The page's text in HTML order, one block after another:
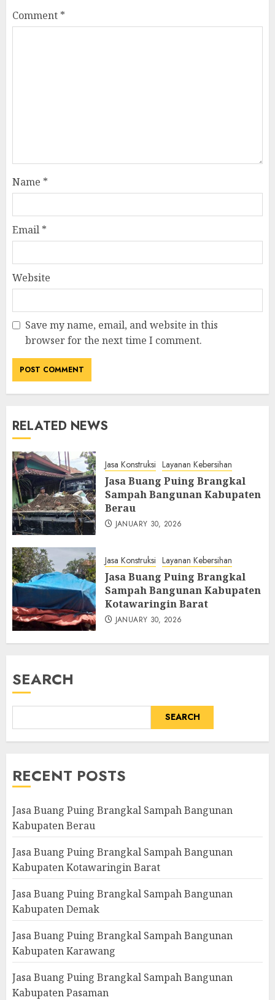
Comment *
Name *
Email *
Website
Save my name, email, and website in this
browser for the next time I comment.
RELATED NEWS
Jasa Konstruksi Layanan Kebersihan
Jasa Buang Puing Brangkal
Sampah Bangunan Kabupaten
Berau
JANUARY 30, 2026
Jasa Konstruksi Layanan Kebersihan
Jasa Buang Puing Brangkal
Sampah Bangunan Kabupaten
Kotawaringin Barat
JANUARY 30, 2026
SEARCH
SEARCH
RECENT POSTS
Jasa Buang Puing Brangkal Sampah Bangunan
Kabupaten Berau
Jasa Buang Puing Brangkal Sampah Bangunan
Kabupaten Kotawaringin Barat
Jasa Buang Puing Brangkal Sampah Bangunan
Kabupaten Demak
Jasa Buang Puing Brangkal Sampah Bangunan
Kabupaten Karawang
Jasa Buang Puing Brangkal Sampah Bangunan
Kabupaten Pasaman